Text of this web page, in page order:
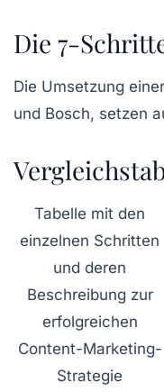
Die 7-
Die Umsetzung
und Bosch, setzen
Tabelle mit den
einzelnen Schritten
und deren
Beschreibung zur
erfolgreichen
Content-Marketing-
Strategie